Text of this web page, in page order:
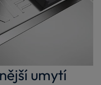
video
umytí